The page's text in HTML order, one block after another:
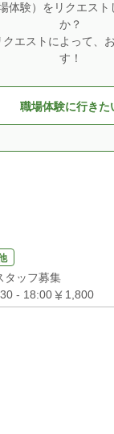
体験）をリクエスト
か？
エストによって、
す！
職場体験に行きた
タッフ募集
- 18:00
1,800